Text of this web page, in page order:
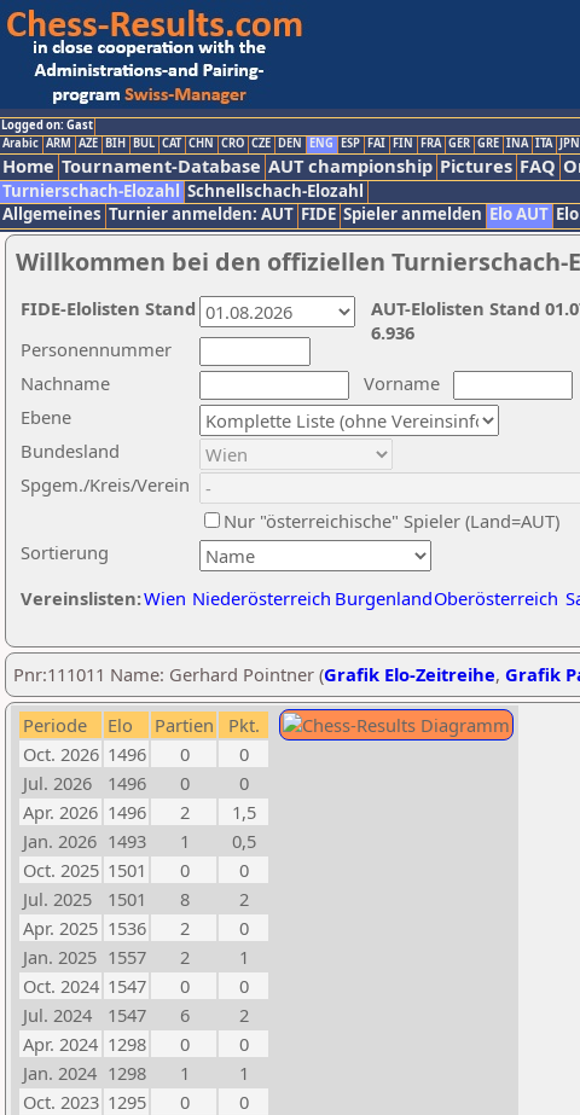
Logged on: Gast
Arabic ARM AZE BIH BUL CAT CHN CRO CZE DEN ENG ESP FAI FIN FRA GER GRE INA ITA JPN
Home Tournament-Database AUT championship Pictures FAQ
Turnierschach-Elozahl Schnellschach-Elozahl
Allgemeines Turnier anmelden: AUT FIDE Spieler anmelden Elo AUT
Willkommen bei den offiziellen Turnierschach-
Nachname
Vorname
Ebene
Sortierung
Personennummer
Bundesland
Spgem./Kreis/Verein
Nur "österreichische" Spieler (Land=AUT)
Vereinslisten:Wien Niederösterreich BurgenlandOberösterreich
AUT-Elolisten Stand
6.936
FIDE-Elolisten Stand
Pnr:111011 Name: Gerhard Pointner (Grafik Elo-Zeitreihe, Grafik
Periode Elo Partien
Pkt.
Oct. 2026 1496 0
0
Jul. 2026
1496 0
0
Apr. 2026 1496 2
1,5
Jan. 2026 1493 1
0,5
Oct. 2025 1501 0
0
Jul. 2025
1501 8
2
Apr. 2025 1536 2
0
Jan. 2025 1557 2
1
Oct. 2024 1547 0
0
Jul. 2024
1547 6
2
Apr. 2024 1298 0
0
Jan. 2024 1298 1
1
Oct. 2023 1295 0
0